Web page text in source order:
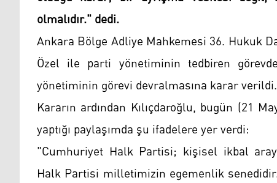
olmalıdır." dedi.
Ankara Bölge Adliye Mahkemesi 36. Hukuk
Özel ile parti yönetiminin tedbiren
yönetiminin görevi devralmasına karar verildi.
Kararın ardından Kılıçdaroğlu, bugün (21
yaptığı paylaşımda şu ifadelere yer verdi:
"Cumhuriyet Halk Partisi; kişisel ikbal
Halk Partisi milletimizin egemenlik